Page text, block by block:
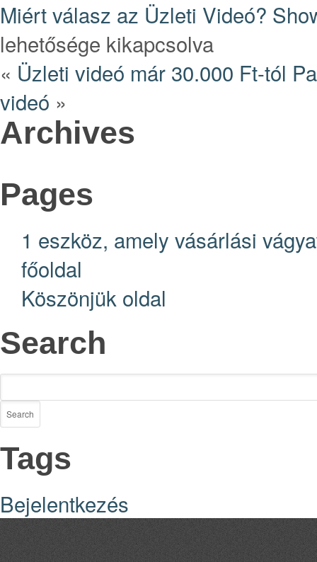
Miért válasz az Üzleti Videó?
lehetősége kikapcsolva
« Üzleti videó már 30.000 Ft-tól
videó »
Archives
Pages
1 eszköz, amely vásárlási
főoldal
Köszönjük oldal
Search
Tags
Bejelentkezés